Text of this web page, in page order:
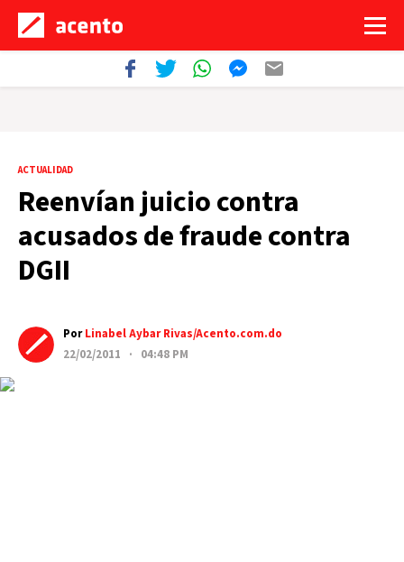
ACTUALIDAD
Reenvían juicio contra
acusados de fraude contra
DGII
PorLinabel Aybar Rivas/Acento.com.do
22/02/2011 · 04:48 PM